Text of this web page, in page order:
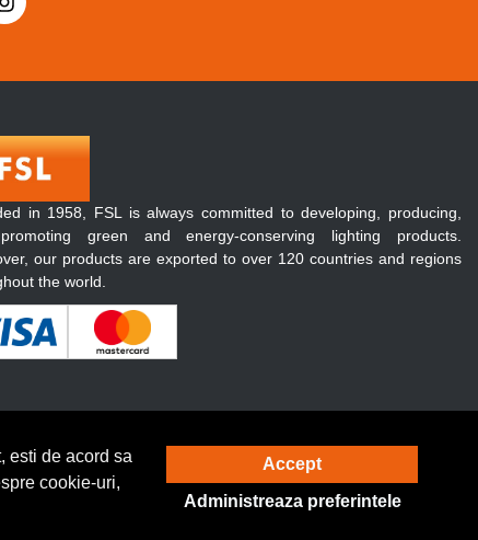
in 1958, FSL is always committed to developing, producing,
green and energy-conserving lighting products.
our products are exported to over 120 countries and regions
the world.
Solutie eCommerce
esti de acord sa
cookie-uri,
Accept
Administreaza preferintele